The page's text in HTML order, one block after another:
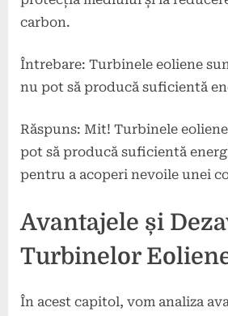
carbon.
Întrebare: Turbinele eoliene
nu pot să producă suficientă
Răspuns: Mit! Turbinele
pot să producă suficientă
pentru a acoperi nevoile unei
Avantajele și
Turbinelor
În acest capitol, vom analiza